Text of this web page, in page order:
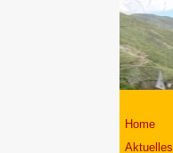
Home
Aktuelles